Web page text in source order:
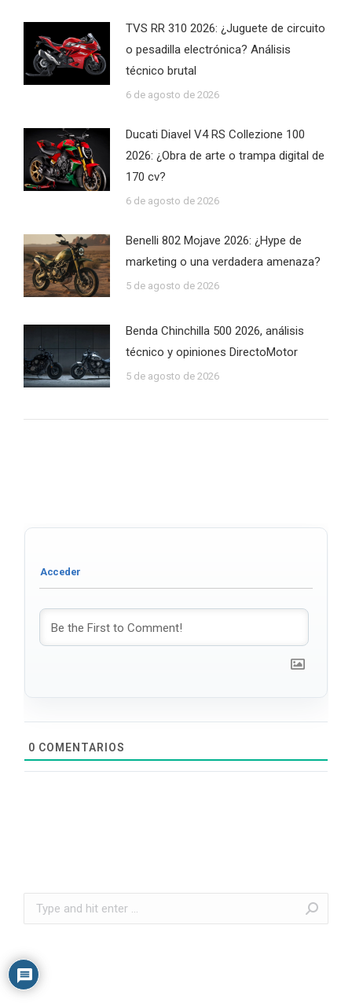
TVS RR 310 2026: ¿Juguete de circuito
o pesadilla electrónica? Análisis
técnico brutal
6 de agosto de 2026
Ducati Diavel V4 RS Collezione 100
2026: ¿Obra de arte o trampa digital de
170 cv?
6 de agosto de 2026
Benelli 802 Mojave 2026: ¿Hype de
marketing o una verdadera amenaza?
5 de agosto de 2026
Benda Chinchilla 500 2026, análisis
técnico y opiniones DirectoMotor
5 de agosto de 2026
0 COMENTARIOS
Search: